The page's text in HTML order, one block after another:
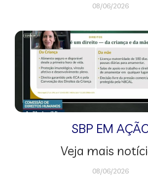
08/06/2026
SBP EM
Veja mais
08/06/2026